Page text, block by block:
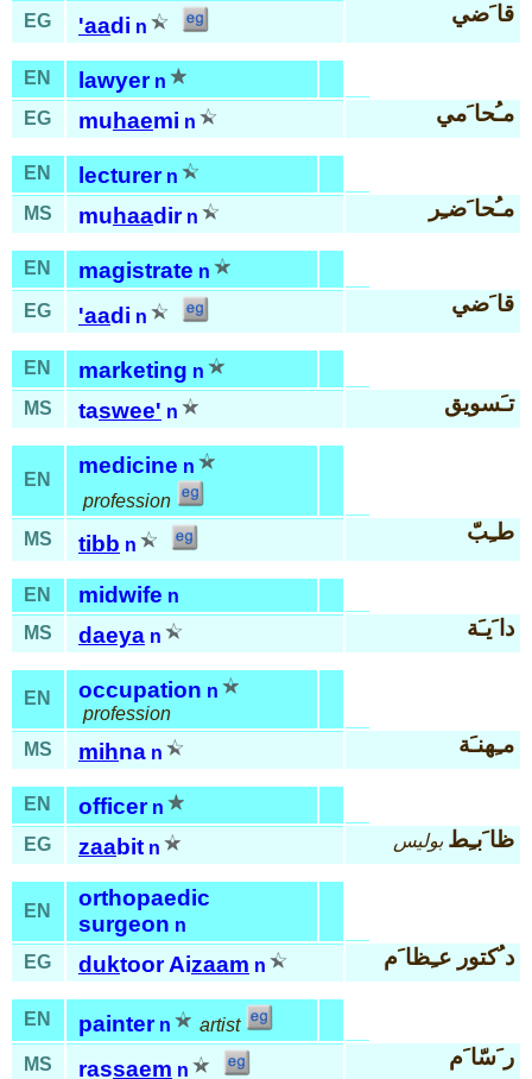
EG
'aadi n
قا َضي
EN lawyer n
EG
muhaemi n مـُحا َمي
EN lecturer n
MS
muhaadir n مـُحا َضـِر
EN magistrate n
EG
'aadi n
قا َضي
EN marketing n
MS
taswee' n تـَسويق
EN
medicine n
profession
MS
tibb n
طـِبّ
EN midwife n
MS
daeya n دا َيـَة
EN occupation n
profession
MS
mihna n مـِهنـَة
EN officer n
EG
zaabit n ظا َبـِط بوليس
EN
orthopaedic
surgeon n
EG
duktoor Aizaam n د ُكتور عـِظا َم
EN painter n
artist
MS
rassaem n
ر َسّا َم